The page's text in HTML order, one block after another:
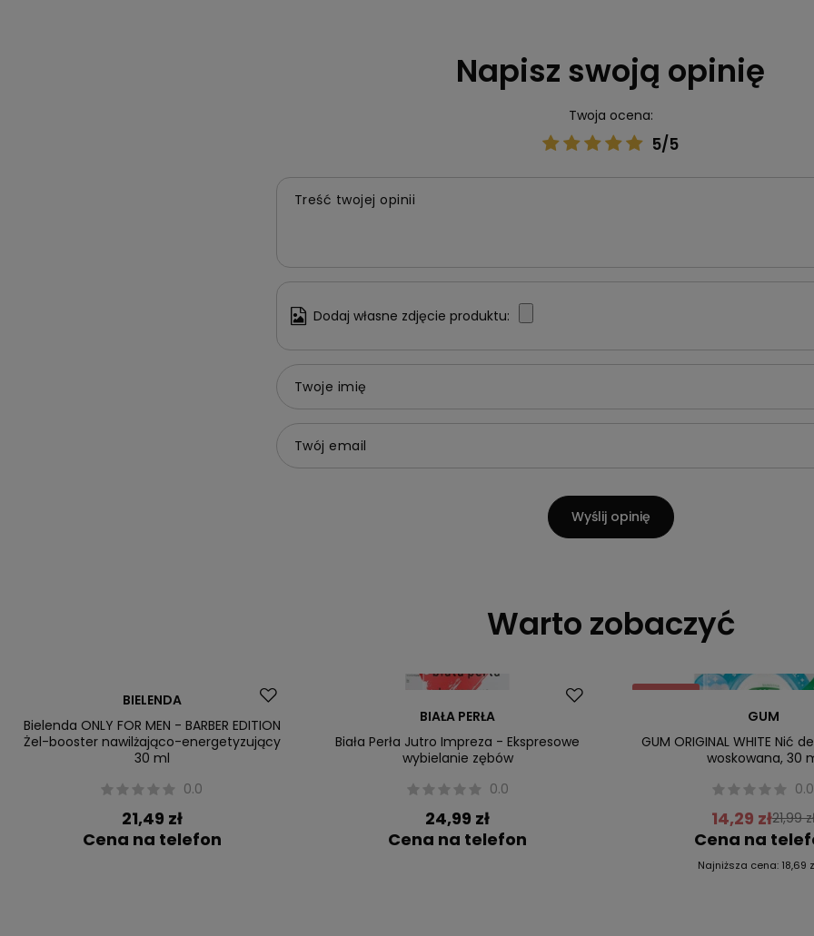
Napisz swoją opinię
Twoja ocena:
5/5
Treść twojej opinii
Dodaj własne zdjęcie produktu:
Twoje imię
Twój email
Wyślij opinię
Warto zobaczyć
BIELENDA
Bielenda ONLY FOR MEN - BARBER EDITION
Żel-booster nawilżająco-energetyzujący
30 ml
0.0
21,49 zł
Cena na telefon
BIAŁA PERŁA
Biała Perła Jutro Impreza - Ekspresowe
wybielanie zębów
0.0
24,99 zł
Cena na telefon
Promocja
GUM
GUM ORIGINAL WHITE Nić
woskowana, 30
0.0
14,29 zł21,99
Cena na
Najniższa cena: 18,69